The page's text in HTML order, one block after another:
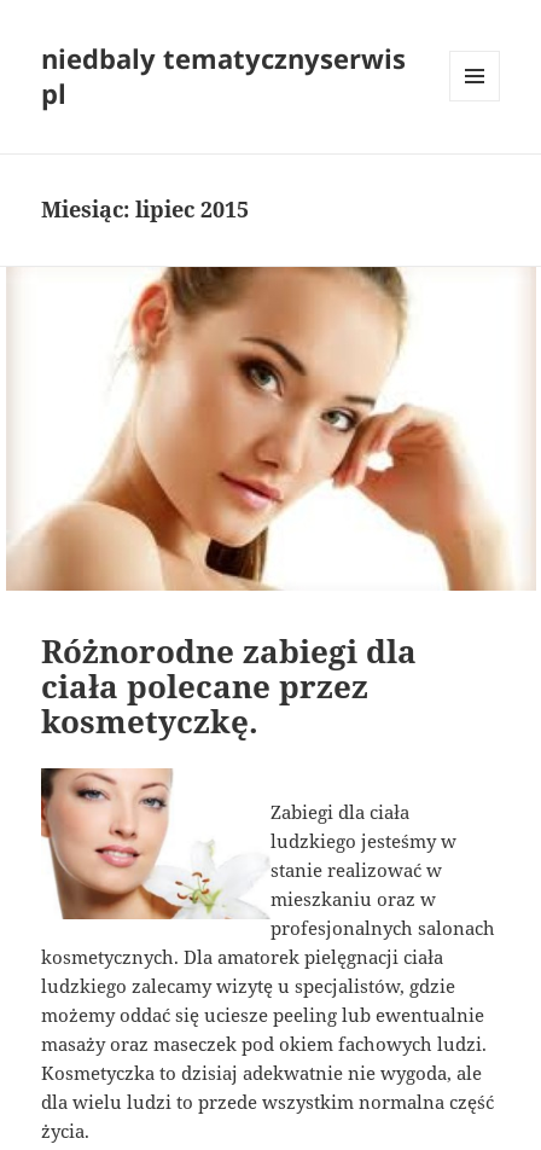
niedbaly tematycznyserwis
pl
Miesiąc:lipiec 2015
Różnorodne zabiegi dla
ciała polecane przez
kosmetyczkę.
Zabiegi dla ciała
ludzkiego jesteśmy w
stanie realizować w
mieszkaniu oraz w
profesjonalnych salonach
kosmetycznych. Dla amatorek pielęgnacji ciała
ludzkiego zalecamy wizytę u specjalistów, gdzie
możemy oddać się uciesze peeling lub ewentualnie
masaży oraz maseczek pod okiem fachowych ludzi.
Kosmetyczka to dzisiaj adekwatnie nie wygoda, ale
dla wielu ludzi to przede wszystkim normalna część
życia.